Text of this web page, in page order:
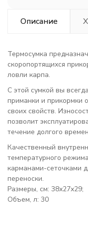
Описание
Термосумка
скоропортящихся
ловли карпа.
С этой сумкой вы
приманки и прикормки
своих свойств.
позволит
течение долгого
Качественный
температурного
карманами-сеточками
переноски.
Размеры, см: 38х27х29;
Объем, л: 30